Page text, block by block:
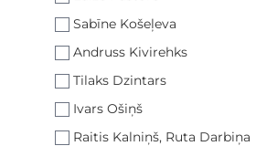
Sabīne Košeļeva
Andruss Kivirehks
Tilaks Dzintars
Ivars Ošiņš
Raitis Kalniņš, Ruta Darbiņa